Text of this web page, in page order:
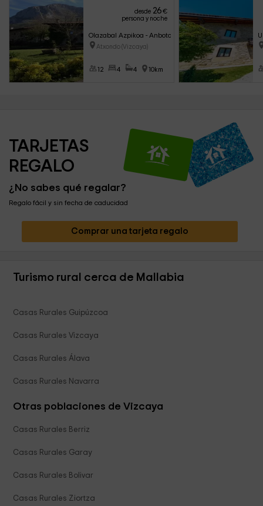
desde 26€
persona y noche
Olazabal Azpikoa - Anboto
Atxondo (Vizcaya)
12 4 4 10km
TARJETAS
REGALO
¿No sabes qué regalar?
Regalo fácil y sin fecha de caducidad
Comprar una tarjeta regalo
Turismo rural cerca de Mallabia
Casas Rurales Guipúzcoa
Casas Rurales Vizcaya
Casas Rurales Álava
Casas Rurales Navarra
Otras poblaciones de Vizcaya
Casas Rurales Berriz
Casas Rurales Garay
Casas Rurales Bolivar
Casas Rurales Ziortza